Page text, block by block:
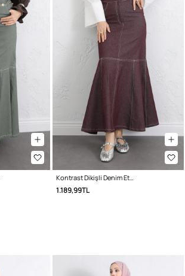
Kontrast Dikişli Denim Etek Y0115 - BORDO
1.189,99TL